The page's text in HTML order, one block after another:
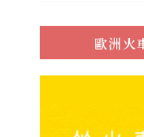
歐洲火